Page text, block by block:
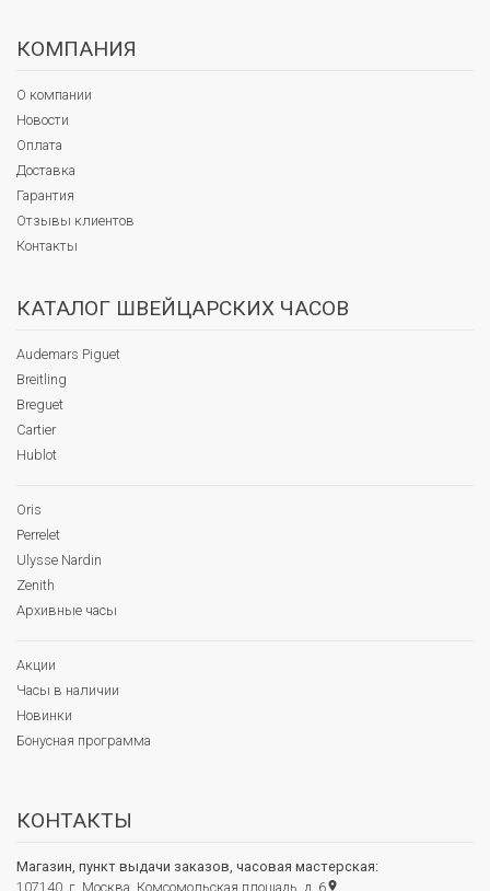
КОМПАНИЯ
О компании
Новости
Оплата
Доставка
Гарантия
Отзывы клиентов
Контакты
КАТАЛОГ ШВЕЙЦАРСКИХ ЧАСОВ
Audemars Piguet
Breitling
Breguet
Cartier
Hublot
Oris
Perrelet
Ulysse Nardin
Zenith
Архивные часы
Акции
Часы в наличии
Новинки
Бонусная программа
КОНТАКТЫ
Магазин, пункт выдачи заказов, часовая мастерская:
107140, г. Москва, Комсомольская площадь, д. 6place